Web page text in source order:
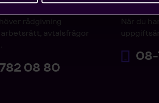
rådgivning
arbetsrätt, avtalsfrågor
08 80
När du